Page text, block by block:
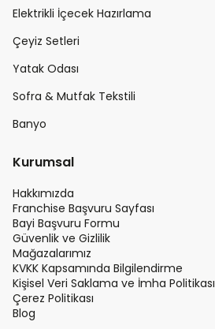
Elektrikli İçecek Hazırlama
Çeyiz Setleri
Yatak Odası
Sofra & Mutfak Tekstili
Banyo
Kurumsal
Hakkımızda
Franchise Başvuru Sayfası
Bayi Başvuru Formu
Güvenlik ve Gizlilik
Mağazalarımız
KVKK Kapsamında Bilgilendirme
Kişisel Veri Saklama ve İmha Politikası
Çerez Politikası
Blog